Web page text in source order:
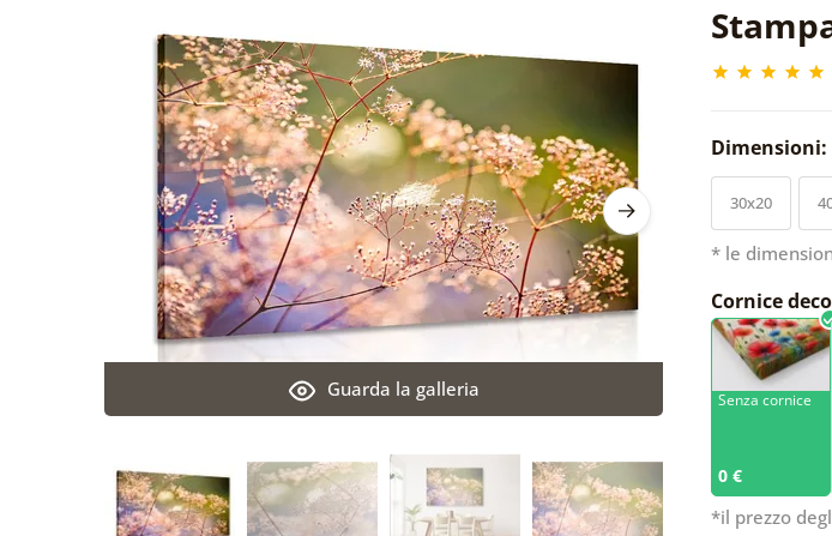
Guarda la galleria
Dimensioni:
30x20
* le
Cornice
Senza cornice
0 €
*il prezzo